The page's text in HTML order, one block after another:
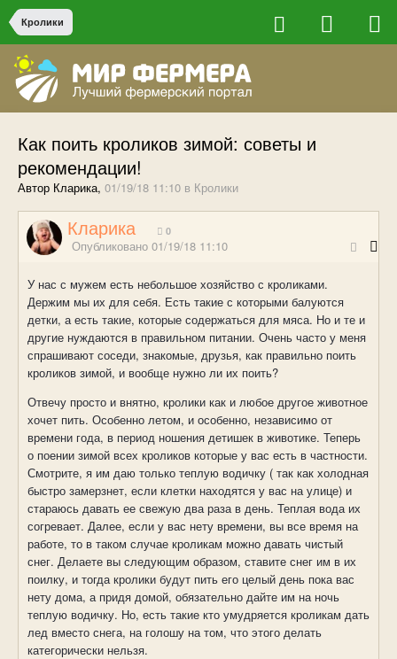
Кролики
Как поить кроликов зимой: советы и
рекомендации!
Автор Кларика, 01/19/18 11:10 в Кролики
Кларика 0
Опубликовано 01/19/18 11:10
У нас с мужем есть небольшое хозяйство с кроликами.
Держим мы их для себя. Есть такие с которыми балуются
детки, а есть такие, которые содержаться для мяса. Но и те и
другие нуждаются в правильном питании. Очень часто у меня
спрашивают соседи, знакомые, друзья, как правильно поить
кроликов зимой, и вообще нужно ли их поить?
Отвечу просто и внятно, кролики как и любое другое животное
хочет пить. Особенно летом, и особенно, независимо от
времени года, в период ношения детишек в животике. Теперь
о поении зимой всех кроликов которые у вас есть в частности.
Смотрите, я им даю только теплую водичку ( так как холодная
быстро замерзнет, если клетки находятся у вас на улице) и
стараюсь давать ее свежую два раза в день. Теплая вода их
согревает. Далее, если у вас нету времени, вы все время на
работе, то в таком случае кроликам можно давать чистый
снег. Делаете вы следующим образом, ставите снег им в их
поилку, и тогда кролики будут пить его целый день пока вас
нету дома, а придя домой, обязательно дайте им на ночь
теплую водичку. Но, есть такие кто умудряется кроликам дать
лед вместо снега, на голошу на том, что этого делать
категорически нельзя.